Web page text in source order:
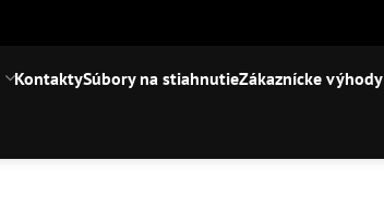
KontaktySúbory na stiahnutieZákaznícke výhody